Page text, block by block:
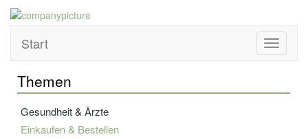
Toggle
Start
Themen
Gesundheit & Ärzte
Einkaufen & Bestellen